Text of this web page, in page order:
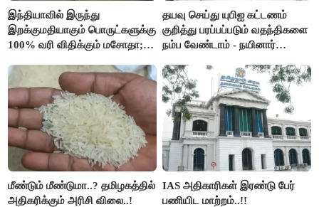
இந்தியாவில் இருந்து
இறக்குமதியாகும் பொருட்களுக்கு
100% வரி விதிக்கும் மசோதா;
தயவு செய்து யுபிஐ கட்டணம்
குறித்து பரப்பப்படும் வதந்திகளை
நம்ப வேண்டாம் - நயினார்
மீண்டும் மீண்டுமா..? தமிழகத்தில்
அதிகரிக்கும் அரிசி விலை..!
IAS அதிகாரிகள் இரண்டு பேர்
பணியிட மாற்றம்..!!